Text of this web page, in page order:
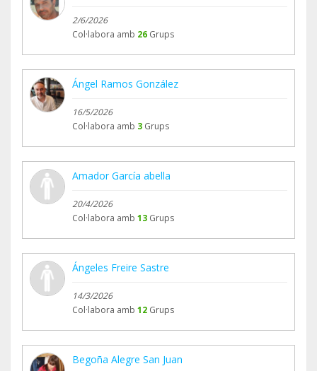
2/6/2026
Col·labora amb 26 Grups
Ángel Ramos González
16/5/2026
Col·labora amb 3 Grups
Amador García abella
20/4/2026
Col·labora amb 13 Grups
Ángeles Freire Sastre
14/3/2026
Col·labora amb 12 Grups
Begoña Alegre San Juan